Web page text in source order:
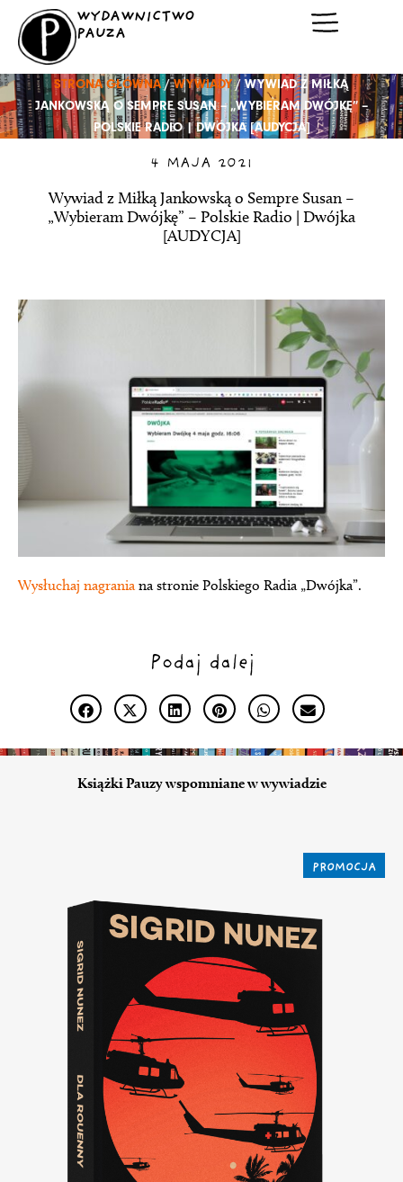
Przejdź
treści
WYDAWNICTWO
PAUZA
STRONA GŁÓWNA/WYWIADY/ WYWIAD Z MIŁKĄ
JANKOWSKĄ O SEMPRE SUSAN – „WYBIERAM DWÓJKĘ” –
POLSKIE RADIO | DWÓJKA [AUDYCJA]
4 MAJA 2021
Wywiad z Miłką Jankowską o Sempre Susan –
„Wybieram Dwójkę” – Polskie Radio | Dwójka
[AUDYCJA]
Wysłuchaj nagrania na stronie Polskiego Radia „Dwójka”.
Podaj dalej
Książki Pauzy wspomniane w wywiadzie
PROMOCJA